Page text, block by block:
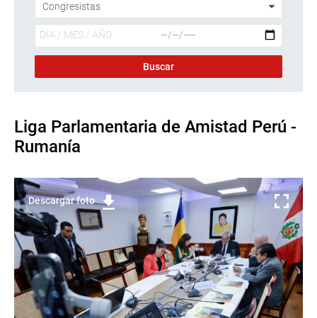
Liga Parlamentaria de Amistad Perú -
Rumanía
Descargar foto